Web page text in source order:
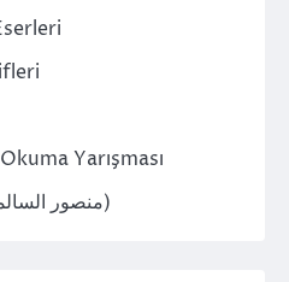
Yarışması
Mansour As-Salimi (منصور السالمي)